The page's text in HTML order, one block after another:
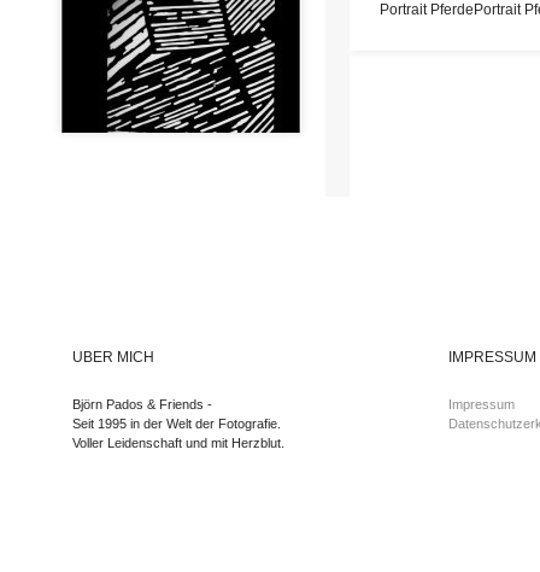
Portrait PferdePortrait
ÜBER MICH
Björn Pados & Friends -
Seit 1995 in der Welt der Fotografie.
Voller Leidenschaft und mit Herzblut.
Impressum